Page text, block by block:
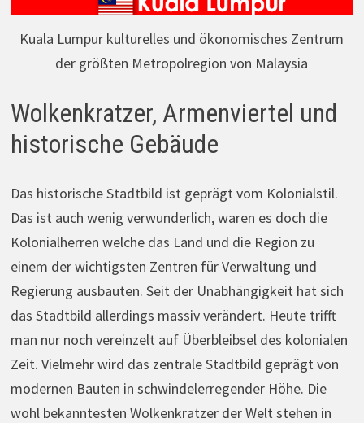
Kuala Lumpur kulturelles und ökonomisches Zentrum
der größten Metropolregion von Malaysia
Wolkenkratzer, Armenviertel und
historische Gebäude
Das historische Stadtbild ist geprägt vom Kolonialstil.
Das ist auch wenig verwunderlich, waren es doch die
Kolonialherren welche das Land und die Region zu
einem der wichtigsten Zentren für Verwaltung und
Regierung ausbauten. Seit der Unabhängigkeit hat sich
das Stadtbild allerdings massiv verändert. Heute trifft
man nur noch vereinzelt auf Überbleibsel des kolonialen
Zeit. Vielmehr wird das zentrale Stadtbild geprägt von
modernen Bauten in schwindelerregender Höhe. Die
wohl bekanntesten Wolkenkratzer der Welt stehen in